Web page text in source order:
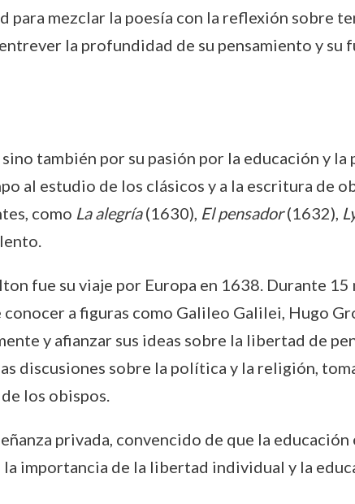
para mezclar la poesía con la reflexión sobre
la profundidad de su pensamiento y su
también por su pasión por la educación y la
al estudio de los clásicos y a la escritura de
como La alegría(1630), El pensador(1632),
fue su viaje por Europa en 1638. Durante 15
a figuras como Galileo Galilei, Hugo
y afianzar sus ideas sobre la libertad de
discusiones sobre la política y la religión,
los obispos.
privada, convencido de que la educación
importancia de la libertad individual y la